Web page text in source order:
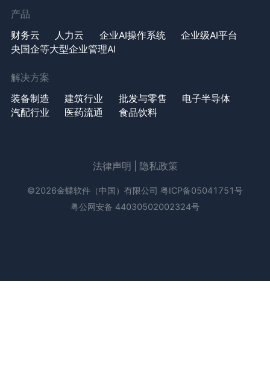
产品
财务云
人力云 企业AI操作系统
企业级AI平台
央国企等大型企业管理AI
解决方案
装备制造
建筑行业 批发与零售
电子半导体
汽配行业
医药流通 食品饮料
法律声明 隐私政策
©2026金蝶软件（中国）有限公司 粤ICP备05041751号
粤公网安备 44030502002324号